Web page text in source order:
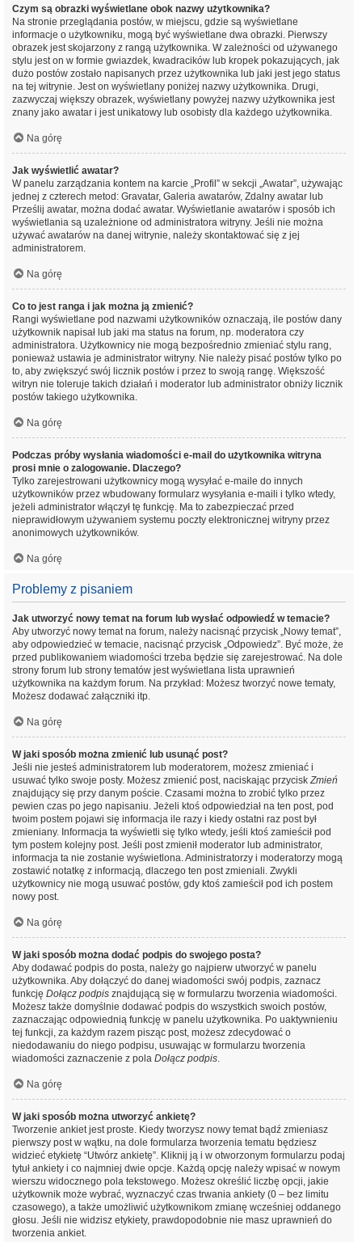
Czym są obrazki wyświetlane obok nazwy użytkownika?
Na stronie przeglądania postów, w miejscu, gdzie są wyświetlane
informacje o użytkowniku, mogą być wyświetlane dwa obrazki. Pierwszy
obrazek jest skojarzony z rangą użytkownika. W zależności od używanego
stylu jest on w formie gwiazdek, kwadracików lub kropek pokazujących, jak
dużo postów zostało napisanych przez użytkownika lub jaki jest jego status
na tej witrynie. Jest on wyświetlany poniżej nazwy użytkownika. Drugi,
zazwyczaj większy obrazek, wyświetlany powyżej nazwy użytkownika jest
znany jako awatar i jest unikatowy lub osobisty dla każdego użytkownika.
Na górę
Jak wyświetlić awatar?
W panelu zarządzania kontem na karcie „Profil” w sekcji „Awatar”, używając
jednej z czterech metod: Gravatar, Galeria awatarów, Zdalny awatar lub
Prześlij awatar, można dodać awatar. Wyświetlanie awatarów i sposób ich
wyświetlania są uzależnione od administratora witryny. Jeśli nie można
używać awatarów na danej witrynie, należy skontaktować się z jej
administratorem.
Na górę
Co to jest ranga i jak można ją zmienić?
Rangi wyświetlane pod nazwami użytkowników oznaczają, ile postów dany
użytkownik napisał lub jaki ma status na forum, np. moderatora czy
administratora. Użytkownicy nie mogą bezpośrednio zmieniać stylu rang,
ponieważ ustawia je administrator witryny. Nie należy pisać postów tylko po
to, aby zwiększyć swój licznik postów i przez to swoją rangę. Większość
witryn nie toleruje takich działań i moderator lub administrator obniży licznik
postów takiego użytkownika.
Na górę
Podczas próby wysłania wiadomości e-mail do użytkownika witryna
prosi mnie o zalogowanie. Dlaczego?
Tylko zarejestrowani użytkownicy mogą wysyłać e-maile do innych
użytkowników przez wbudowany formularz wysyłania e-maili i tylko wtedy,
jeżeli administrator włączył tę funkcję. Ma to zabezpieczać przed
nieprawidłowym używaniem systemu poczty elektronicznej witryny przez
anonimowych użytkowników.
Na górę
Problemy z pisaniem
Jak utworzyć nowy temat na forum lub wysłać odpowiedź w temacie?
Aby utworzyć nowy temat na forum, należy nacisnąć przycisk „Nowy temat”,
aby odpowiedzieć w temacie, nacisnąć przycisk „Odpowiedz”. Być może, że
przed publikowaniem wiadomości trzeba będzie się zarejestrować. Na dole
strony forum lub strony tematów jest wyświetlana lista uprawnień
użytkownika na każdym forum. Na przykład: Możesz tworzyć nowe tematy,
Możesz dodawać załączniki itp.
Na górę
W jaki sposób można zmienić lub usunąć post?
Jeśli nie jesteś administratorem lub moderatorem, możesz zmieniać i
usuwać tylko swoje posty. Możesz zmienić post, naciskając przyciskZmień
znajdujący się przy danym poście. Czasami można to zrobić tylko przez
pewien czas po jego napisaniu. Jeżeli ktoś odpowiedział na ten post, pod
twoim postem pojawi się informacja ile razy i kiedy ostatni raz post był
zmieniany. Informacja ta wyświetli się tylko wtedy, jeśli ktoś zamieścił pod
tym postem kolejny post. Jeśli post zmienił moderator lub administrator,
informacja ta nie zostanie wyświetlona. Administratorzy i moderatorzy mogą
zostawić notatkę z informacją, dlaczego ten post zmieniali. Zwykli
użytkownicy nie mogą usuwać postów, gdy ktoś zamieścił pod ich postem
nowy post.
Na górę
W jaki sposób można dodać podpis do swojego posta?
Aby dodawać podpis do posta, należy go najpierw utworzyć w panelu
użytkownika. Aby dołączyć do danej wiadomości swój podpis, zaznacz
funkcję Dołącz podpis znajdującą się w formularzu tworzenia wiadomości.
Możesz także domyślnie dodawać podpis do wszystkich swoich postów,
zaznaczając odpowiednią funkcję w panelu użytkownika. Po uaktywnieniu
tej funkcji, za każdym razem pisząc post, możesz zdecydować o
niedodawaniu do niego podpisu, usuwając w formularzu tworzenia
wiadomości zaznaczenie z pola Dołącz podpis.
Na górę
W jaki sposób można utworzyć ankietę?
Tworzenie ankiet jest proste. Kiedy tworzysz nowy temat bądź zmieniasz
pierwszy post w wątku, na dole formularza tworzenia tematu będziesz
widzieć etykietę “Utwórz ankietę”. Kliknij ją i w otworzonym formularzu podaj
tytuł ankiety i co najmniej dwie opcje. Każdą opcję należy wpisać w nowym
wierszu widocznego pola tekstowego. Możesz określić liczbę opcji, jakie
użytkownik może wybrać, wyznaczyć czas trwania ankiety (0 – bez limitu
czasowego), a także umożliwić użytkownikom zmianę wcześniej oddanego
głosu. Jeśli nie widzisz etykiety, prawdopodobnie nie masz uprawnień do
tworzenia ankiet.